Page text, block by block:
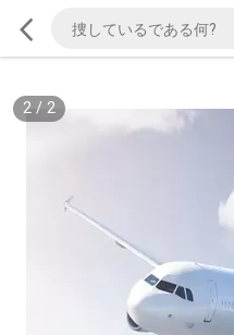
2/ 2